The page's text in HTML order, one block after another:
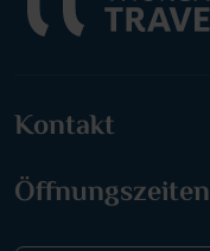
Kontakt
Öffnungszeiten